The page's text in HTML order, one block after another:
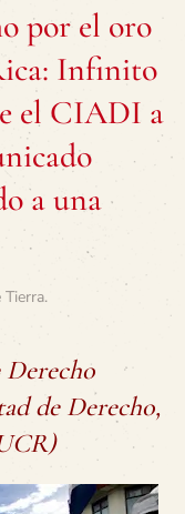
por el oro
Infinito
el CIADI a
a una
Tierra.
de Derecho,